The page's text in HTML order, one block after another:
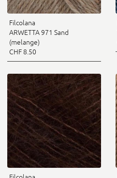
Filcolana
ARWETTA 971 Sand
(melange)
CHF 8.50